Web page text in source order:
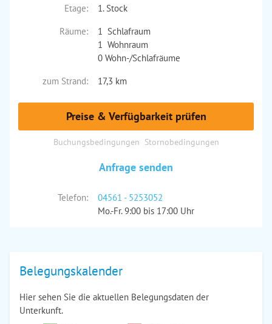
Etage:
1. Stock
Räume:
1 Schlafraum
1 Wohnraum
0 Wohn-/Schlafräume
zum Strand:
17,3 km
Preise & Verfügbarkeit prüfen
Buchungsbedingungen Stornobedingungen
Anfrage senden
Telefon:
04561 - 5253052
Mo.-Fr. 9:00 bis 17:00 Uhr
Belegungskalender
Hier sehen Sie die aktuellen Belegungsdaten der
Unterkunft.